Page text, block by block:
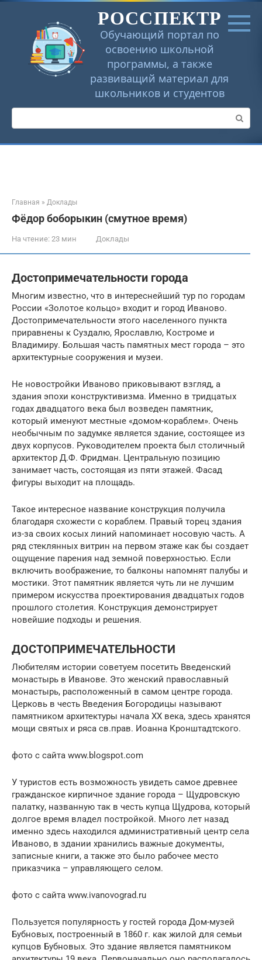
Перейти
РОССПЕКТР
Обучающий портал по
освоению школьной
программы, а также
развиващий материал для
школьников и студентов
Поиск:
Главная » Доклады
Фёдор боборыкин (смутное время)
На чтение: 23 мин Доклады
Достопримечательности города
Многим известно, что в интереснейший тур по городам
России «Золотое кольцо» входит и город Иваново.
Достопримечательности этого населенного пункта
приравнены к Суздалю, Ярославлю, Костроме и
Владимиру. Большая часть памятных мест города – это
архитектурные сооружения и музеи.
Не новостройки Иваново приковывают взгляд, а
здания эпохи конструктивизма. Именно в тридцатых
годах двадцатого века был возведен памятник,
который именуют местные «домом-кораблем». Очень
необычным по задумке является здание, состоящее из
двух корпусов. Руководителем проекта был столичный
архитектор Д.Ф. Фридман. Центральную позицию
занимает часть, состоящая из пяти этажей. Фасад
фигуры выходит на площадь.
Такое интересное название конструкция получила
благодаря схожести с кораблем. Правый торец здания
из-за своих косых линий напоминает носовую часть. А
ряд стеклянных витрин на первом этаже как бы создает
ощущение парения над земной поверхностью. Если
включить воображение, то балконы напомнят палубы и
мостики. Этот памятник является чуть ли не лучшим
примером искусства проектирования двадцатых годов
прошлого столетия. Конструкция демонстрирует
новейшие подходы и решения.
ДОСТОПРИМЕЧАТЕЛЬНОСТИ
Любителям истории советуем посетить Введенский
монастырь в Иванове. Это женский православный
монастырь, расположенный в самом центре города.
Церковь в честь Введения Богородицы называют
памятником архитектуры начала XX века, здесь хранятся
мощи святых и ряса св.прав. Иоанна Кронштадтского.
фото с сайта www.blogspot.com
У туристов есть возможность увидеть самое древнее
гражданское кирпичное здание города – Щудровскую
палатку, названную так в честь купца Щудрова, который
долгое время владел постройкой. Много лет назад
именно здесь находился административный центр села
Иваново, в здании хранились важные документы,
записные книги, а также это было рабочее место
приказчика – управляющего селом.
фото с сайта www.ivanovograd.ru
Пользуется популярность у гостей города Дом-музей
Бубновых, построенный в 1860 г. как жилой для семьи
купцов Бубновых. Это здание является памятником